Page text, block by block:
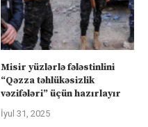
Misir yüzlərlə fələstinlini
“Qəzza təhlükəsizlik
vəzifələri” üçün hazırlayır
İyul 31, 2025